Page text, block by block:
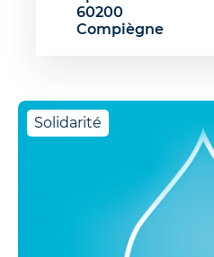
60200
Compiègne
Solidarité